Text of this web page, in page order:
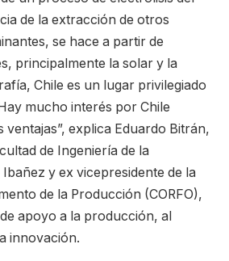
de la extracción de otros
se hace a partir de
principalmente la solar y la
Chile es un lugar privilegiado
mucho interés por Chile
ventajas”, explica Eduardo Bitrán,
de Ingeniería de la
y ex vicepresidente de la
de la Producción (CORFO),
apoyo a la producción, al
innovación.